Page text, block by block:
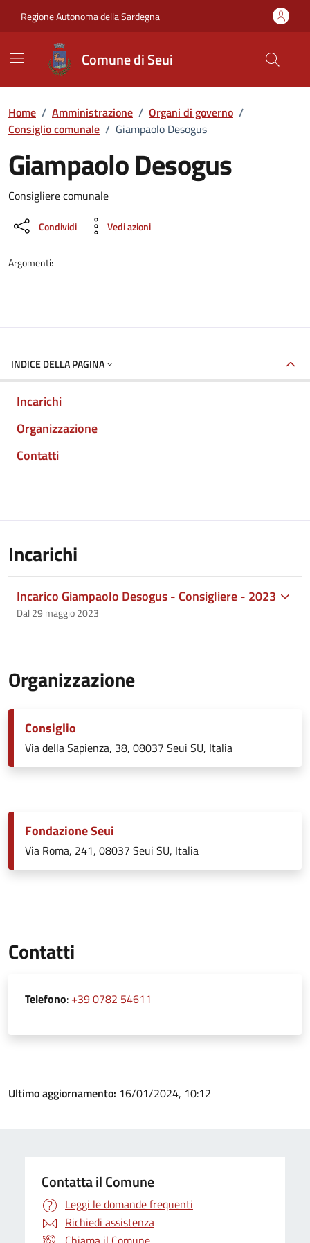
Regione Autonoma della Sardegna
Comune di Seui
Home / Amministrazione / Organi di governo /
Consiglio comunale / Giampaolo Desogus
Giampaolo Desogus
Dettaglio della persona
Consigliere comunale
Condividi Vedi azioni
Argomenti:
INDICE DELLA PAGINA
Incarichi
Organizzazione
Contatti
Incarichi
Incarico Giampaolo Desogus - Consigliere - 2023
Dal 29 maggio 2023
Organizzazione
Consiglio
Via della Sapienza, 38, 08037 Seui SU, Italia
Fondazione Seui
Via Roma, 241, 08037 Seui SU, Italia
Contatti
Telefono: +39 0782 54611
Ultimo aggiornamento: 16/01/2024, 10:12
Contatta il Comune
Leggi le domande frequenti
Richiedi assistenza